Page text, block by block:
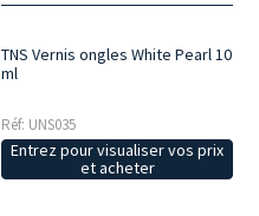
TNS Vernis ongles White Pearl 10
ml
Réf: UNS035
Entrez pour visualiser vos prix
et acheter